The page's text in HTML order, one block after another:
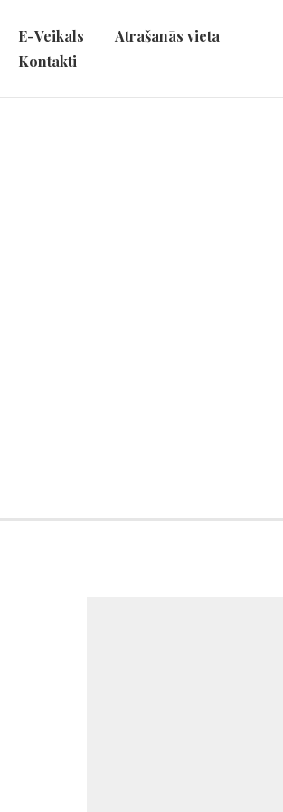
E-Veikals
Atrašanās vieta
Kontakti